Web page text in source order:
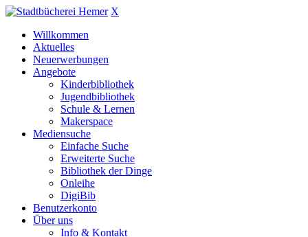
X
Willkommen
Aktuelles
Neuerwerbungen
Angebote
Kinderbibliothek
Jugendbibliothek
Schule & Lernen
Makerspace
Mediensuche
Einfache Suche
Erweiterte Suche
Bibliothek der Dinge
Onleihe
DigiBib
Benutzerkonto
Über uns
Info & Kontakt